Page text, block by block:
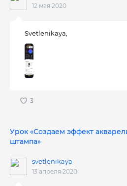
12 мая 2020
Svetlenikaya,
Урок «Создаем эффект
штампа»
svetlenikaya
13 апреля 2020